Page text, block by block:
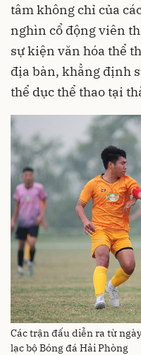
tâm không chỉ của
nghìn cổ động viên
sự kiện văn hóa thể
địa bàn, khẳng định
thể dục thể thao tại
Các trận đấu diễn ra từ
lạc bộ Bóng đá Hải Phòng